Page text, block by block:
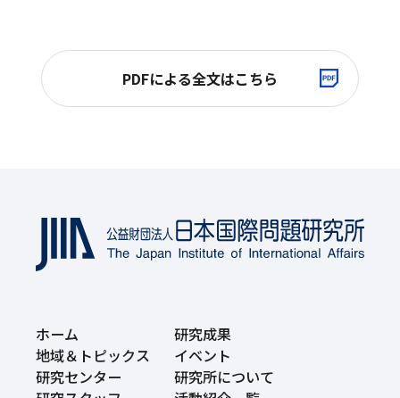
PDFによる全文はこちら
ホーム
研究成果
地域＆トピックス
イベント
研究センター
研究所について